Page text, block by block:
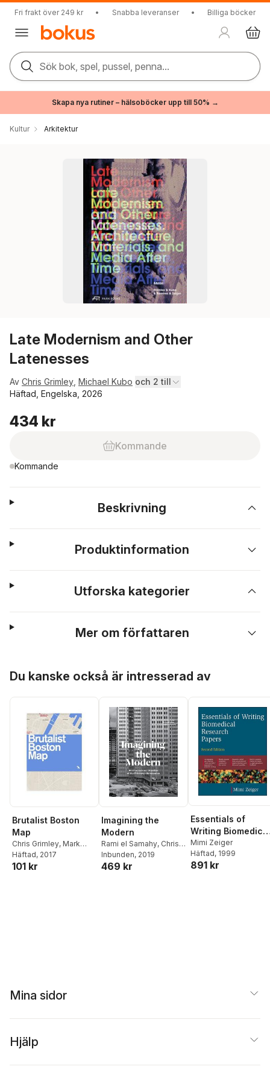
Fri frakt över 249 kr • Snabba leveranser • Billiga böcker
Sök bok, spel, pussel, penna...
Skapa nya rutiner – hälsoböcker upp till 50% →
Kultur Arkitektur
Late Modernism and Other
Latenesses
Av Chris Grimley Michael Kubo och 2 till
Häftad, Engelska, 2026
434 kr
Kommande
Kommande
Beskrivning
Produktinformation
Utforska kategorier
Mer om författaren
Du kanske också är intresserad av
Brutalist Boston
Map
Chris Grimley, Mark
Pasnik, Michael Kubo
Chris Grimley
Häftad, 2017
101 kr
Imagining the
Modern
Rami el Samahy, Chris
Grimley,Michael Kubo
Inbunden, 2019
469 kr
Essentials of
Writing Biomedical
Research Papers.
Second Edition
Mimi Zeiger
Häftad, 1999
891 kr
Mina sidor
Hjälp